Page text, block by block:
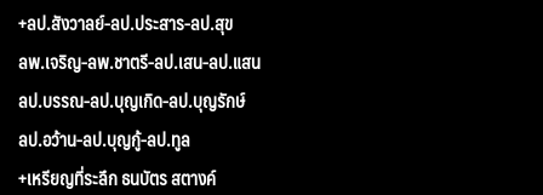
+ลป.สังวาลย์-ลป.ประสาร-ลป.สุข
ลพ.เจริญ-ลพ.ชาตรี-ลป.เสน-ลป.แสน
ลป.บรรณ-ลป.บุญเกิด-ลป.บุญรักษ์
ลป.อว้าน-ลป.บุญกู้-ลป.ทูล
+เหรียญที่ระลึก ธนบัตร สตางค์